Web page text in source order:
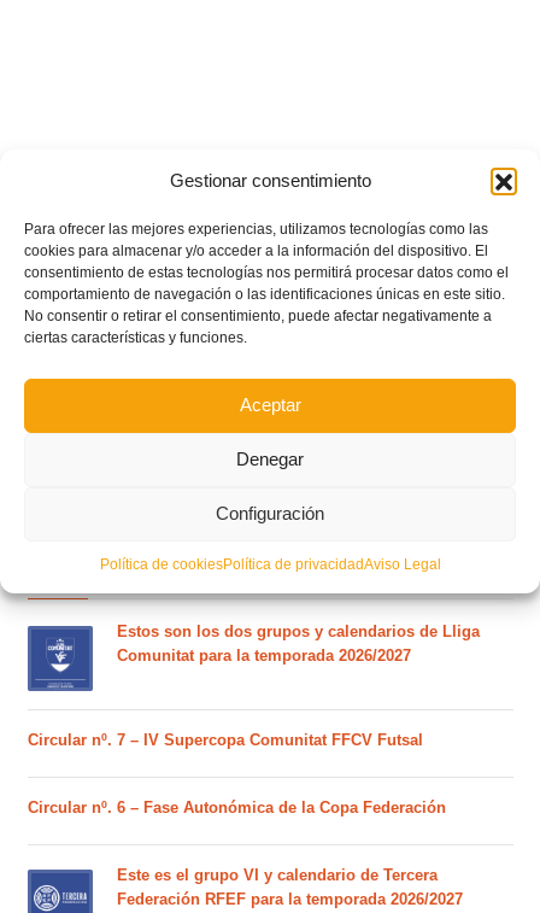
Gestionar consentimiento
Para ofrecer las mejores experiencias, utilizamos tecnologías como las
cookies para almacenar y/o acceder a la información del dispositivo. El
consentimiento de estas tecnologías nos permitirá procesar datos como el
comportamiento de navegación o las identificaciones únicas en este sitio.
No consentir o retirar el consentimiento, puede afectar negativamente a
ciertas características y funciones.
Aceptar
Denegar
Configuración
Política de cookiesPolítica de privacidadAviso Legal
POSTS RECIENTES
Estos son los dos grupos y calendarios de Lliga
Comunitat para la temporada 2026/2027
Circular nº. 7 – IV Supercopa Comunitat FFCV Futsal
Circular nº. 6 – Fase Autonómica de la Copa Federación
Este es el grupo VI y calendario de Tercera
Federación RFEF para la temporada 2026/2027